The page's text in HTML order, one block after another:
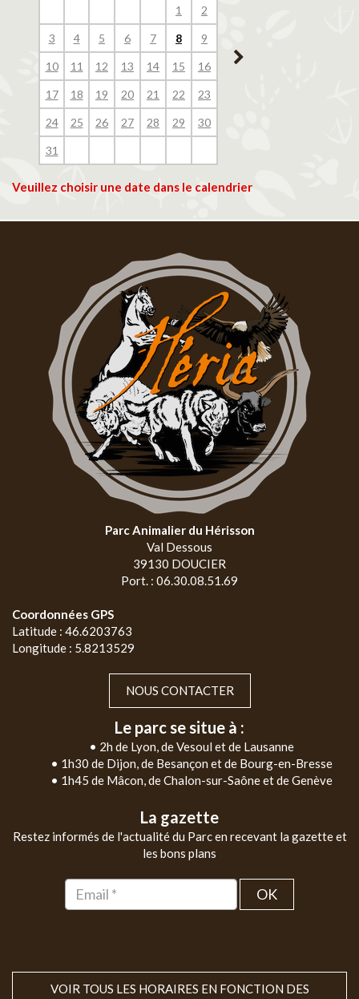
1 2
3 4 5 6 7 8 9
10 11 12 13 14 15 16
17 18 19 20 21 22 23
24 25 26 27 28 29 30
31
14
Veuillez choisir une date dans le calendrier
Parc Animalier du Hérisson
Val Dessous
39130 DOUCIER
Port. : 06.30.08.51.69
Coordonnées GPS
Latitude : 46.6203763
Longitude : 5.8213529
NOUS CONTACTER
Le parc se situe à :
• 2h de Lyon, de Vesoul et de Lausanne
• 1h30 de Dijon, de Besançon et de Bourg-en-Bresse
• 1h45 de Mâcon, de Chalon-sur-Saône et de Genève
La gazette
Restez informés de l'actualité du Parc en recevant la gazette et
les bons plans
OK
VOIR TOUS LES HORAIRES EN FONCTION DES